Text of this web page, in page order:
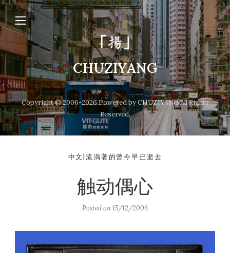
CHUZIYANG
Copyright © 2006-2026 Powered by CHUZIYANG All Rights
Reserved.
中文|流淌著的曾今早已逝去
触动偶心
Posted on 15/12/2006